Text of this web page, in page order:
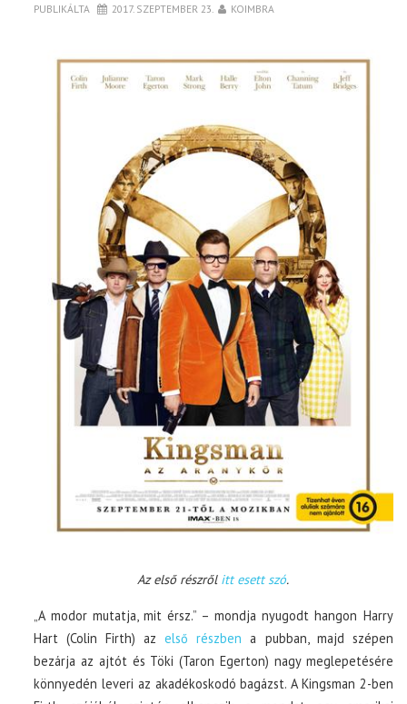
PUBLIKÁLTA 2017. SZEPTEMBER 23. KOIMBRA
Az első részről itt esett szó.
„A modor mutatja, mit érsz.” – mondja nyugodt hangon Harry
Hart (Colin Firth) azelső részben a pubban, majd szépen
bezárja az ajtót és Töki (Taron Egerton) nagy meglepetésére
könnyedén leveri az akadékoskodó bagázst. A Kingsman 2-ben